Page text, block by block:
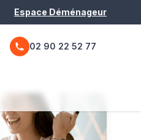
Espace Déménageur
02 90 22 52 77